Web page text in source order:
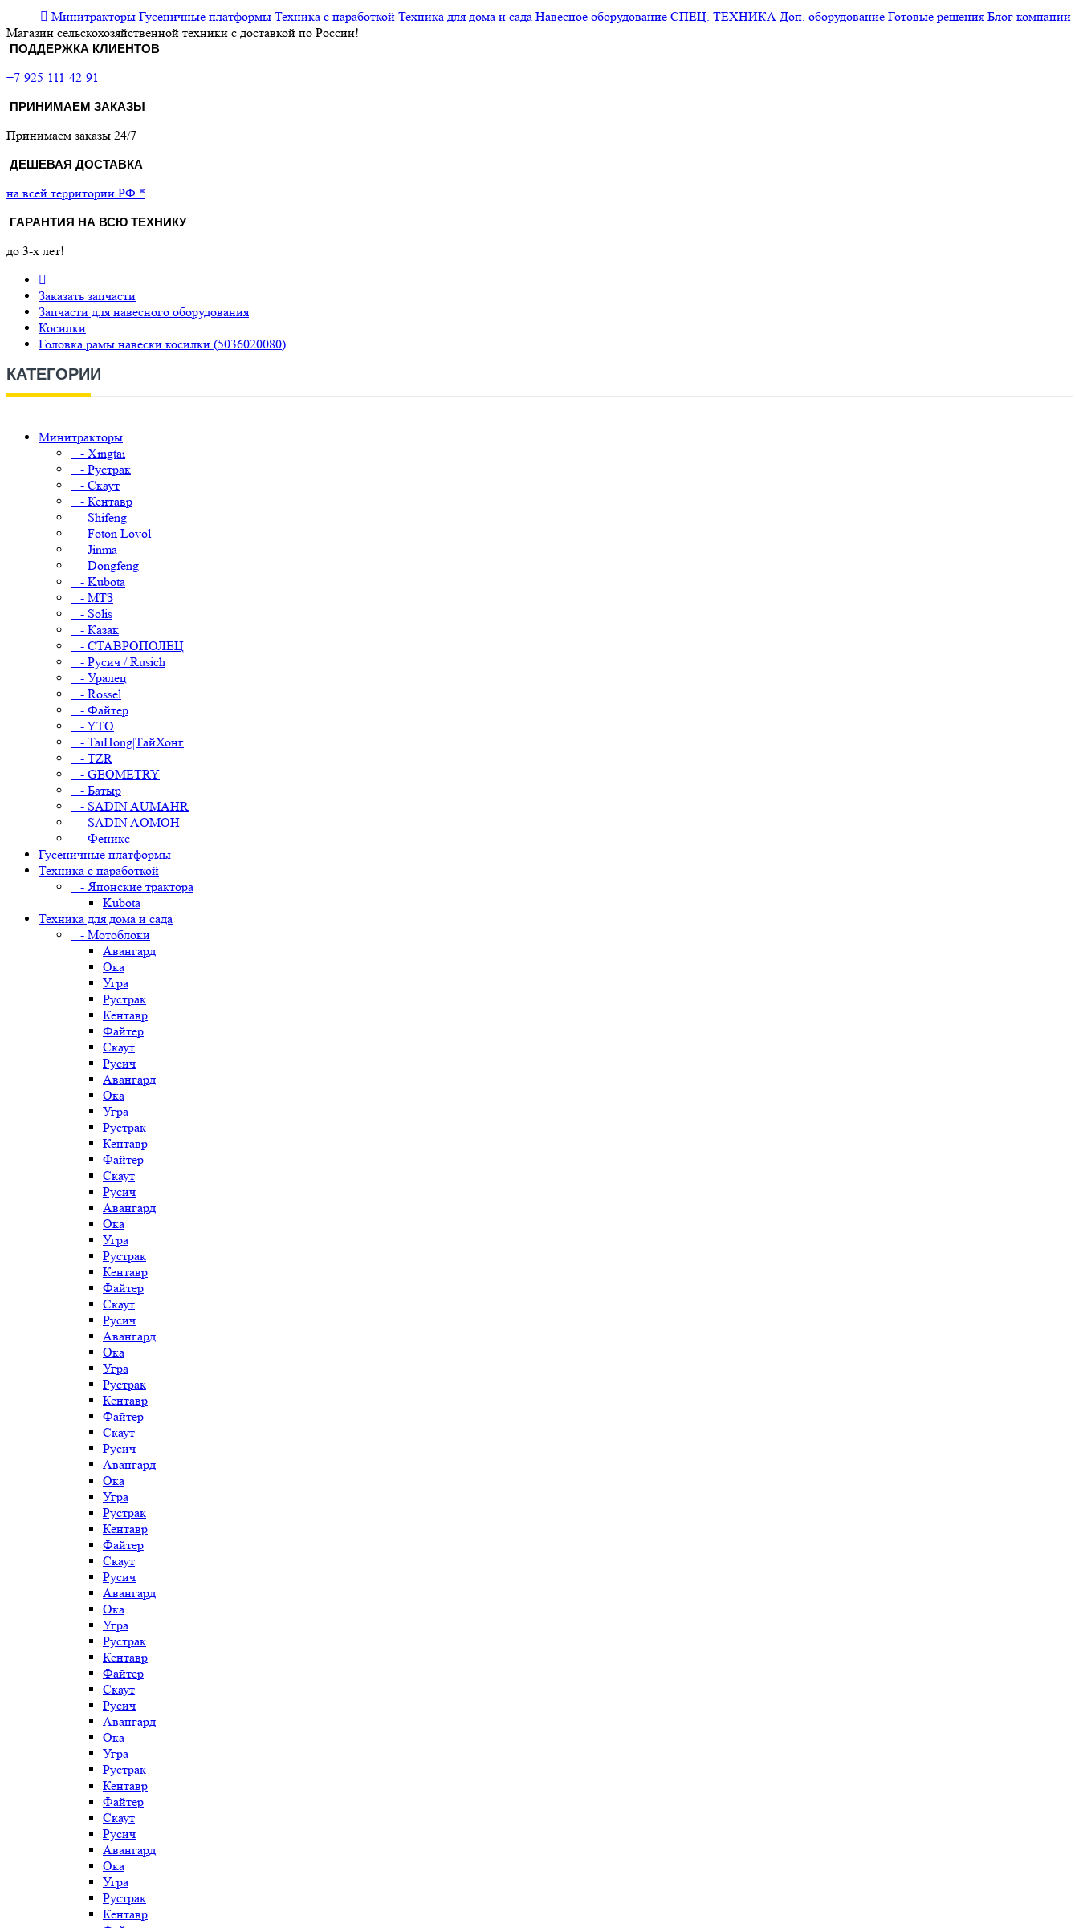
Минитракторы Гусеничные платформы Техника с наработкой Техника для дома и сада Навесное оборудование СПЕЦ. ТЕХНИКА Доп. оборудование Готовые решения Блог компании
Магазин сельскохозяйственной техники с доставкой по России!
ПОДДЕРЖКА КЛИЕНТОВ
+7-925-111-42-91
ПРИНИМАЕМ ЗАКАЗЫ
Принимаем заказы 24/7
ДЕШЕВАЯ ДОСТАВКА
на всей территории РФ *
ГАРАНТИЯ НА ВСЮ ТЕХНИКУ
до 3-х лет!
Заказать запчасти
Запчасти для навесного оборудования
Косилки
Головка рамы навески косилки (5036020080)
КАТЕГОРИИ
Минитракторы
- Xingtai
- Рустрак
- Скаут
- Кентавр
- Shifeng
- Foton Lovol
- Jinma
- Dongfeng
- Kubota
- МТЗ
- Solis
- Казак
- СТАВРОПОЛЕЦ
- Русич / Rusich
- Уралец
- Rossel
- Файтер
- YTO
- TaiHong|ТайХонг
- TZR
- GEOMETRY
- Батыр
- SADIN AUMAHR
- SADIN AOMOH
- Феникс
Гусеничные платформы
Техника с наработкой
- Японские трактора
Kubota
Техника для дома и сада
- Мотоблоки
Авангард
Ока
Угра
Рустрак
Кентавр
Файтер
Скаут
Русич
Авангард
Ока
Угра
Рустрак
Кентавр
Файтер
Скаут
Русич
Авангард
Ока
Угра
Рустрак
Кентавр
Файтер
Скаут
Русич
Авангард
Ока
Угра
Рустрак
Кентавр
Файтер
Скаут
Русич
Авангард
Ока
Угра
Рустрак
Кентавр
Файтер
Скаут
Русич
Авангард
Ока
Угра
Рустрак
Кентавр
Файтер
Скаут
Русич
Авангард
Ока
Угра
Рустрак
Кентавр
Файтер
Скаут
Русич
Авангард
Ока
Угра
Рустрак
Кентавр